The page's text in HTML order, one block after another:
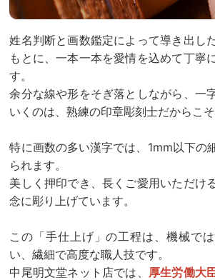
姓名判断と画数鑑定によって導き出し
もとに、一本一本を愛情を込めて丁寧
す。
余分な線や形をそぎ落としながら、一
いくのは、熟練の印章彫刻士だからこそ
特に画数の多い漢字では、1mm以下の
られます。
美しく押印でき、長くご愛用いただけ
念に彫り上げています。
この「手仕上げ」の工程は、機械で
い、繊細で高度な職人技です。
中尾明文堂ネット店では、
厚生労働大